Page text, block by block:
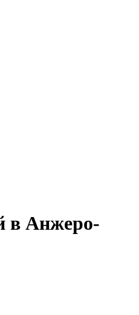
в Анжеро-